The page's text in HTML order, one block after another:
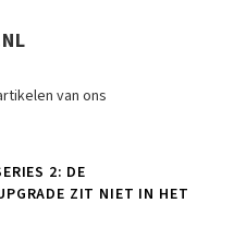
van ons
2: DE
ZIT NIET IN HET